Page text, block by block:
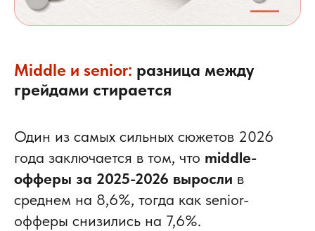
Middle и senior: разница между
грейдами стирается
Один из самых сильных сюжетов 2026
года заключается в том, что middle-
офферы за 2025-2026 выросли в
среднем на 8,6%, тогда как senior-
офферы снизились на 7,6%.